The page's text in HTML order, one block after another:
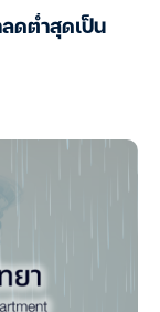
ดต่ำสุดเป็น